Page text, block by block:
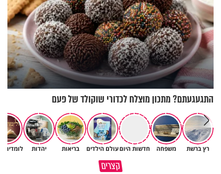
התגעגעתם? מתכון מוצלח לכדורי שוקולד של פעם
רץ ברשת משפחה חדשות היוםעולם הילדים בריאות יהדות לומדים
קצריםמדוע האמונה נמשלה למלח?
גם ׳הרע׳ זה הרחמים של בורא